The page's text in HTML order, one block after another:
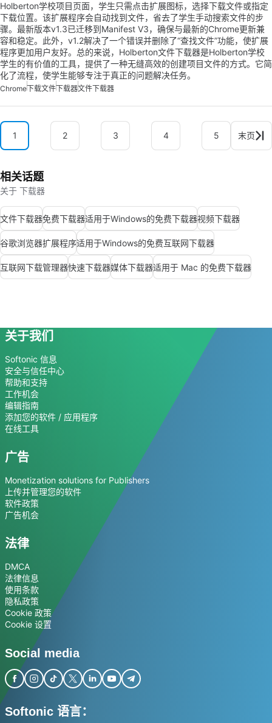
Holberton学校项目页面，学生只需点击扩展图标，选择下载文件或指定
下载位置。该扩展程序会自动找到文件，省去了学生手动搜索文件的步
骤。最新版本v1.3已迁移到Manifest V3，确保与最新的Chrome更新兼
容和稳定。此外，v1.2解决了一个错误并删除了“查找文件”功能，使扩展
程序更加用户友好。总的来说，Holberton文件下载器是Holberton学校
学生的有价值的工具，提供了一种无缝高效的创建项目文件的方式。它简
化了流程，使学生能够专注于真正的问题解决任务。
Chrome下载文件下载器文件下载器
1 2 3 4 5 末页
相关话题
关于 下载器
文件下载器免费下载器适用于Windows的免费下载器视频下载器
谷歌浏览器扩展程序适用于Windows的免费互联网下载器
互联网下载管理器快速下载器媒体下载器适用于 Mac 的免费下载器
关于我们
Softonic 信息
安全与信任中心
帮助和支持
工作机会
编辑指南
添加您的软件 / 应用程序
在线工具
广告
Monetization solutions for Publishers
上传并管理您的软件
软件政策
广告机会
法律
DMCA
法律信息
使用条款
隐私政策
Cookie 政策
Cookie 设置
Social media
Softonic 语言：